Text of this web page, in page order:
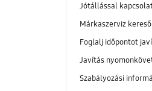
Jótállással
Márkaszerviz kereső
Foglalj időpontot
Javítás
Szabályozási